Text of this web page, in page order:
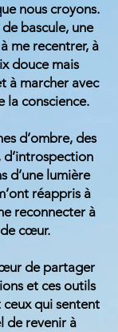
nous croyons.
bascule, une
me recentrer, à
douce mais
à marcher avec
la conscience.
d’ombre, des
d’introspection
d’une lumière
réappris à
reconnecter à
cœur.
de partager
et ces outils
qui sentent
de revenir à